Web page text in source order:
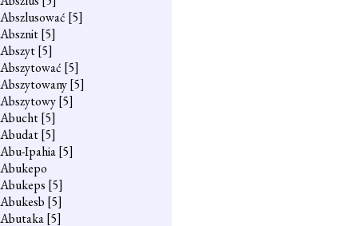
Abszlusować [5]
Absznit[5]
Abszyt[5]
Abszytować [5]
Abszytowany[5]
Abszytowy[5]
Abucht[5]
Abudat[5]
Abu-Ipahia[5]
Abukepo
Abukeps [5]
Abukesb [5]
Abutaka[5]